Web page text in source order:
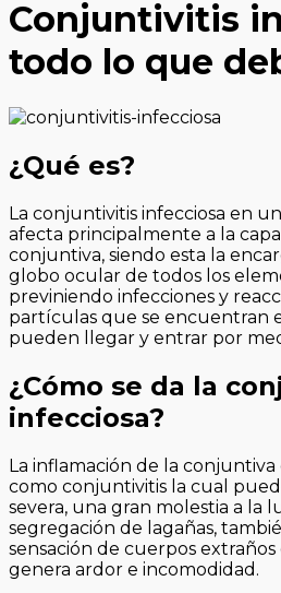
Conjuntivitis
todo lo que
¿Qué es?
La conjuntivitis infecciosa en
afecta principalmente a la
conjuntiva, siendo esta la
globo ocular de todos los
previniendo infecciones y
partículas que se encuentran
pueden llegar y entrar por
¿Cómo se da la
infecciosa?
La inflamación de la
como conjuntivitis la cual
severa, una gran molestia a la
segregación de lagañas,
sensación de cuerpos
genera ardor e incomodidad.